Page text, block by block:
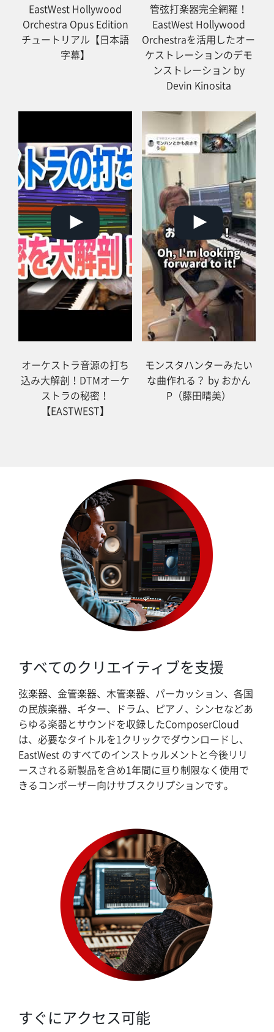
EastWest Hollywood
Orchestra Opus Edition
チュートリアル【日本語
字幕】
管弦打楽器完全網羅！
EastWest Hollywood
Orchestraを活用したオー
ケストレーションのデモ
ンストレーション by
Devin Kinosita
オーケストラ音源の打ち
込み大解剖！DTMオーケ
ストラの秘密！
【EASTWEST】
モンスタハンターみたい
な曲作れる？ by おかん
P（藤田晴美）
すべてのクリエイティブを支援
弦楽器、金管楽器、木管楽器、パーカッション、各国
の民族楽器、ギター、ドラム、ピアノ、シンセなどあ
らゆる楽器とサウンドを収録したComposerCloud
は、必要なタイトルを1クリックでダウンロードし、
EastWest のすべてのインストゥルメントと今後リリ
ースされる新製品を含め1年間に亘り制限なく使用で
きるコンポーザー向けサブスクリプションです。
すぐにアクセス可能